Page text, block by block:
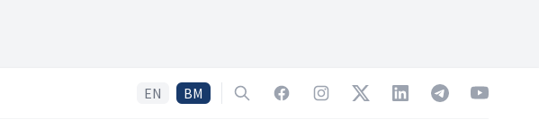
EN BM SearchFacebookInstagramTwitterLinkedInTelegramYouTube